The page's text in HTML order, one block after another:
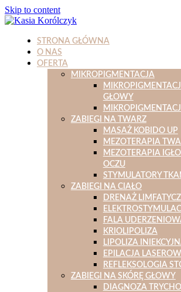
Skip to content
STRONA GŁÓWNA
O NAS
OFERTA
MIKROPIGMENTACJA
GŁOWY
ZABIEGI NA TWARZ
MASAŻ KOBIDO UP
MEZOTERAPIA
MEZOTERAPIA
OCZU
STYMULATORY
ZABIEGI NA CIAŁO
DRENAŻ
FALA
KRIOLIPOLIZA
LIPOLIZA
EPILACJA
REFLEKSOLOGIA
ZABIEGI NA SKÓRĘ GŁOWY
DIAGNOZA